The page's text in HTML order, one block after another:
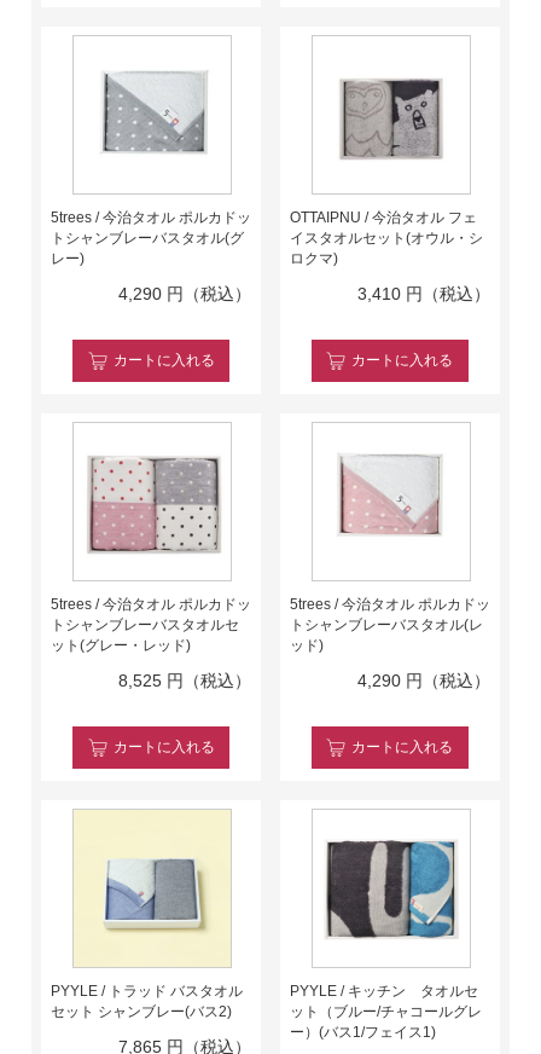
5trees / 今治タオル ポルカドッ
トシャンブレーバスタオル(グ
レー)
4,290 円（税込）
カート に入れる
OTTAIPNU / 今治タオル フェ
イスタオルセット(オウル・シ
ロクマ)
3,410 円（税込）
カート に入れる
5trees / 今治タオル ポルカドッ
トシャンブレーバスタオルセ
ット(グレー・レッド)
8,525 円（税込）
カート に入れる
5trees / 今治タオル ポルカドッ
トシャンブレーバスタオル(レ
ッド)
4,290 円（税込）
カート に入れる
PYYLE / トラッド バスタオル
セット シャンブレー(バス2)
7,865 円（税込）
PYYLE / キッチン タオルセ
ット（ブルー/チャコールグレ
ー）(バス1/フェイス1)